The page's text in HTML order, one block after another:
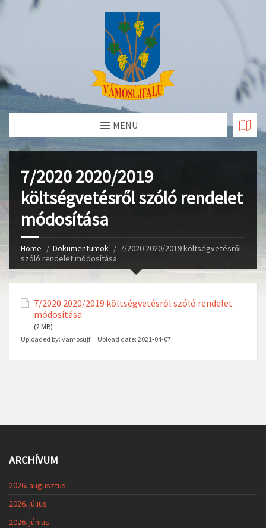
Skip
MENU
7/2020 2020/2019
költségvetésről szóló rendelet
módosítása
Home Dokumentumok
7/2020 2020/2019 költségvetésről
szóló rendelet módosítása
7/2020 2020/2019 költségvetésről szóló rendelet
módosítása
(2 MB)
Uploaded by: vamosujf Upload date: 2021-04-07
ARCHÍVUM
2026. augusztus
2026. július
2026. június